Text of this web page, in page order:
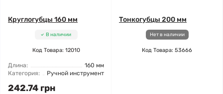
Круглогубцы 160 мм
В наличии
Код Товара: 12010
Длина:
160 мм
Категория:
Ручной инструмент
242.74 грн
Тонкогубцы 200 мм
Нет в наличии
Код Товара: 53666